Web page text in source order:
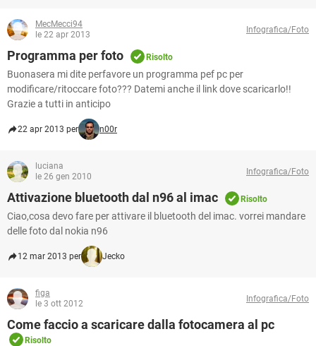
MecMecci94
le 22 apr 2013
Infografica/Foto
Programma per foto Risolto
Buonasera mi dite perfavore un programma pef pc per
modificare/ritoccare foto??? Datemi anche il link dove scaricarlo!!
Grazie a tutti in anticipo
22 apr 2013 per n00r
luciana
le 26 gen 2010
Infografica/Foto
Attivazione bluetooth dal n96 al imac Risolto
Ciao,cosa devo fare per attivare il bluetooth del imac. vorrei mandare
delle foto dal nokia n96
12 mar 2013 per Jecko
figa
le 3 ott 2012
Infografica/Foto
Come faccio a scaricare dalla fotocamera al pc
Risolto